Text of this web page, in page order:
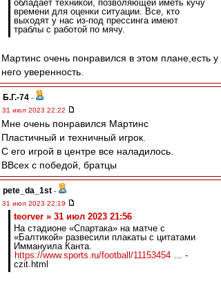
обладает техникой, позволяющей иметь кучу
времени для оценки ситуации. Все, кто
выходят у нас из-под прессинга имеют
траблы с работой по мячу.
Мартинс очень понравился в этом плане,есть у
него уверенность.
Б.Г.-74 -
31 июл 2023 22:22
Мне очень понравился Мартинс
Пластичный и техничный игрок.
С его игрой в центре все наладилось.
ВВсех с победой, братцы
pete_da_1st -
31 июл 2023 22:19
teorver » 31 июл 2023 21:56
На стадионе «Спартака» на матче с
«Балтикой» развесили плакаты с цитатами
Иммануила Канта.
https://www.sports.ru/football/11153454 ... -
czit.html